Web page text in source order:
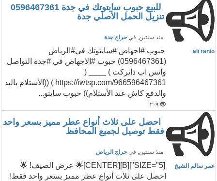
للبيع حبوب سايتوتك في جدة 0596467361
تنزيل الحمل الأصلي جدة
منذ سنتين, في حراج جدة
ali ranio
حبوب #اجهاض #سايتوتك في#الرياض
(0596467361) حبوب #الاجهاض في #جدة التواصل
واتس اب دايركت ) ____ (
https://iwtsp.com/966596467361 ) ((الأستلام باليد
والدفع كاش عند الأستلام)) حبوب سايتو...
٢٠٩
احصل على ثلاث أنواع عطر مميز بسعر واحد
فقط توصيل لجميع المحافظ
منذ سنتين, في حراج الرياض
عمر سالم الشيخ
[SIZE="5"][B][CENTER]🌟 عرض الصيف! 🌟
احصل على ثلاث أنواع عطر مميز بسعر واحد فقط!